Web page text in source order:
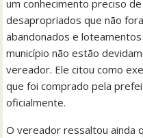
um conhecimento preciso
desapropriados que não
abandonados e
município não estão
vereador. Ele citou como
que foi comprado pela
oficialmente.
O vereador ressaltou ainda